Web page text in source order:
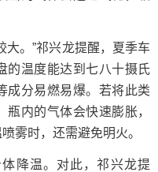
。”祁兴龙提醒，夏季车
的温度能达到七八十摄氏
成分易燃易爆。若将此类
内的气体会快速膨胀，
雾时，还需避免明火。
降温。对此，祁兴龙提